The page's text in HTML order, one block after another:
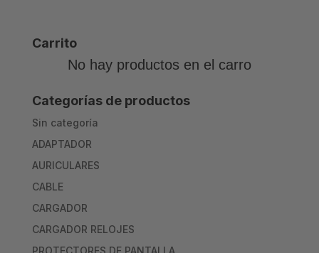
Carrito
No hay productos en el carro
Categorías de productos
Sin categoría
ADAPTADOR
AURICULARES
CABLE
CARGADOR
CARGADOR RELOJES